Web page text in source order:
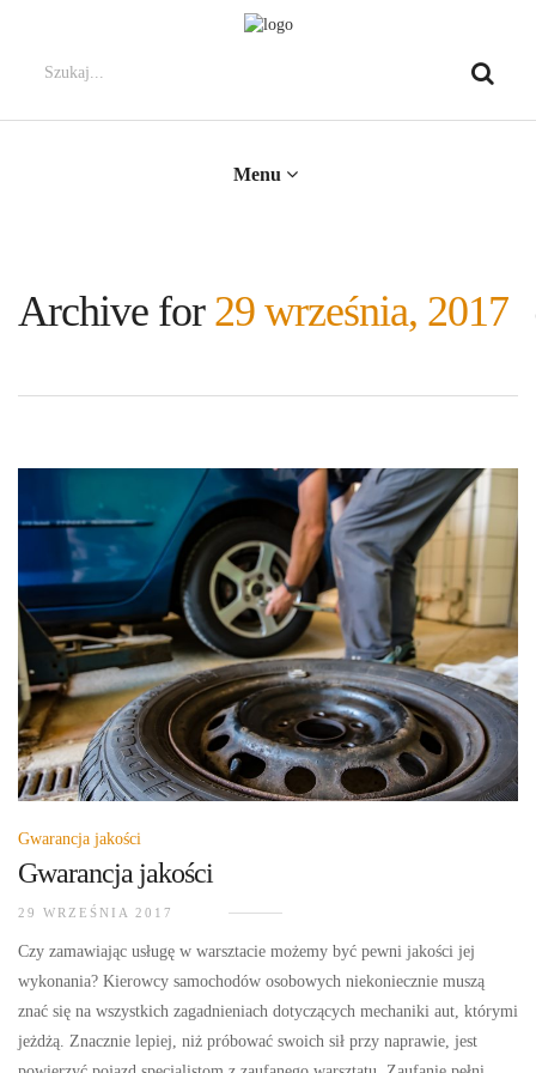
Menu
Archive for 29 września, 2017
Gwarancja jakości
Gwarancja jakości
29 WRZEŚNIA 2017
Czy zamawiając usługę w warsztacie możemy być pewni jakości jej
wykonania? Kierowcy samochodów osobowych niekoniecznie muszą
znać się na wszystkich zagadnieniach dotyczących mechaniki aut, którymi
jeżdżą. Znacznie lepiej, niż próbować swoich sił przy naprawie, jest